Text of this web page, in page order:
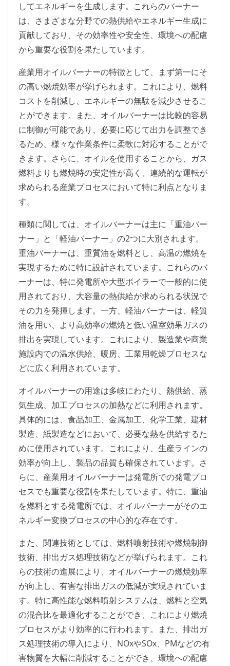
してエネルギーを生成します。これらのバーナー
は、さまざまな分野での熱供給やエネルギー生成に
貢献しており、その効率性や安全性、環境への配慮
から重要な役割を果たしています。
産業用オイルバーナーの特徴として、まず第一にそ
の高い燃焼効率が挙げられます。これにより、燃料
コストを削減し、エネルギーの無駄を減少させるこ
とができます。また、オイルバーナーは比較的容易
に制御が可能であり、必要に応じて出力を調整でき
るため、様々な作業条件に柔軟に対応することがで
きます。さらに、オイルを使用することから、ガス
燃料よりも燃焼時の安定性が高く、連続的な運転が
求められる産業プロセスにおいて特に利点となりま
す。
種類に関しては、オイルバーナーは主に「重油バー
ナー」と「軽油バーナー」の2つに大別されます。
重油バーナーは、重質油を燃料とし、高温の燃焼を
実現するために特に設計されています。これらのバ
ーナーは、特に発電所や大型ボイラーで一般的に使
用されており、大容量の熱供給が求められる状況で
その力を発揮します。一方、軽油バーナーは、軽質
油を用い、より高効率の燃焼と低い温室効果ガスの
排出を実現しています。これにより、製造業や商業
施設内での温水供給、暖房、工業用乾燥プロセスな
どに広く利用されています。
オイルバーナーの用途は多岐にわたり、熱供給、蒸
気生成、加工プロセスの加熱などに利用されます。
具体的には、食品加工、金属加工、化学工業、建材
製造、紙製造などにおいて、必要な熱を供給するた
めに使用されています。これにより、生産ラインの
効率が向上し、製品の品質も確保されています。さ
らに、産業用オイルバーナーは発電所での発電プロ
セスでも重要な役割を果たしています。特に、重油
を燃料とする発電所では、オイルバーナーがそのエ
ネルギー変換プロセスの中心的な存在です。
また、関連技術としては、燃料噴射技術や燃焼制御
技術、排出ガス処理技術などが挙げられます。これ
らの技術の進展により、オイルバーナーの燃焼効率
が向上し、有害な排出ガスの低減が実現されていま
す。特に高性能な燃料噴射システムは、燃料と空気
の混合比を最適化することができ、これにより燃焼
プロセスがより効率的に行われます。また、排出ガ
ス処理技術の導入により、NOxやSOx、PMなどの有
害物質を大幅に削減することができ、環境への配慮